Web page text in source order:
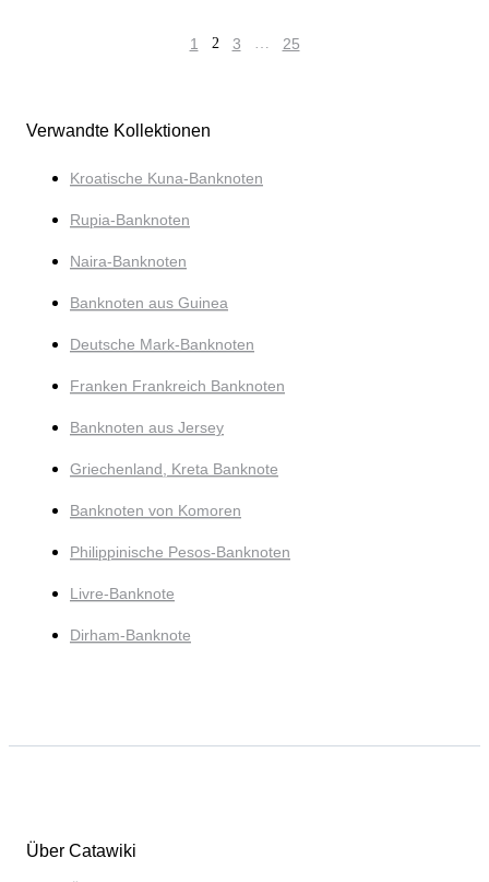
1 2 3 … 25
Verwandte Kollektionen
Kroatische Kuna-Banknoten
Rupia-Banknoten
Naira-Banknoten
Banknoten aus Guinea
Deutsche Mark-Banknoten
Franken Frankreich Banknoten
Banknoten aus Jersey
Griechenland, Kreta Banknote
Banknoten von Komoren
Philippinische Pesos-Banknoten
Livre-Banknote
Dirham-Banknote
Über Catawiki